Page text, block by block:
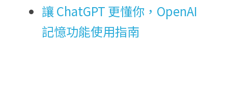
讓 ChatGPT 更懂你，OpenAI
記憶功能使用指南